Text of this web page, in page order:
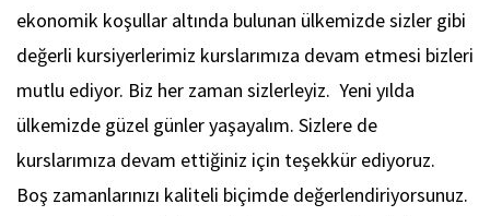
ekonomik koşullar altında bulunan ülkemizde sizler gibi
değerli kursiyerlerimiz kurslarımıza devam etmesi bizleri
mutlu ediyor. Biz her zaman sizlerleyiz. Yeni yılda
ülkemizde güzel günler yaşayalım. Sizlere de
kurslarımıza devam ettiğiniz için teşekkür ediyoruz.
Boş zamanlarınızı kaliteli biçimde değerlendiriyorsunuz.